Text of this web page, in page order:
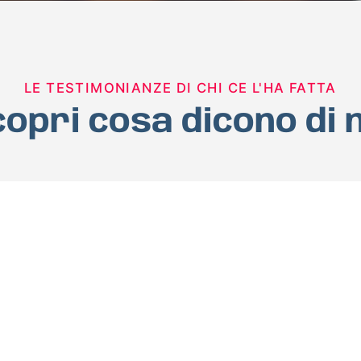
LE TESTIMONIANZE DI CHI CE L'HA FATTA
cosa dicono di